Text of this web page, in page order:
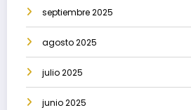
septiembre 2025
agosto 2025
julio 2025
junio 2025